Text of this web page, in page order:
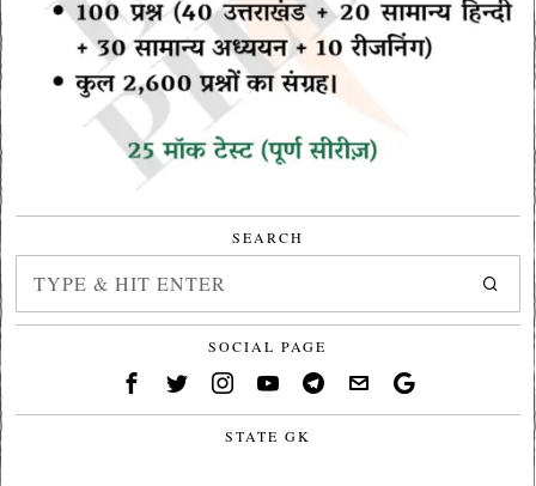
SEARCH
SOCIAL PAGE
STATE GK